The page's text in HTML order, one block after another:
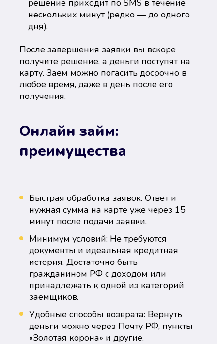
решение приходит по SMS в течение
нескольких минут (редко — до одного
дня).
После завершения заявки вы вскоре
получите решение, а деньги поступят на
карту. Заем можно погасить досрочно в
любое время, даже в день после его
получения.
Онлайн займ:
преимущества
Быстрая обработка заявок: Ответ и
нужная сумма на карте уже через 15
минут после подачи заявки.
Минимум условий: Не требуются
документы и идеальная кредитная
история. Достаточно быть
гражданином РФ с доходом или
принадлежать к одной из категорий
заемщиков.
Удобные способы возврата: Вернуть
деньги можно через Почту РФ, пункты
«Золотая корона» и другие.